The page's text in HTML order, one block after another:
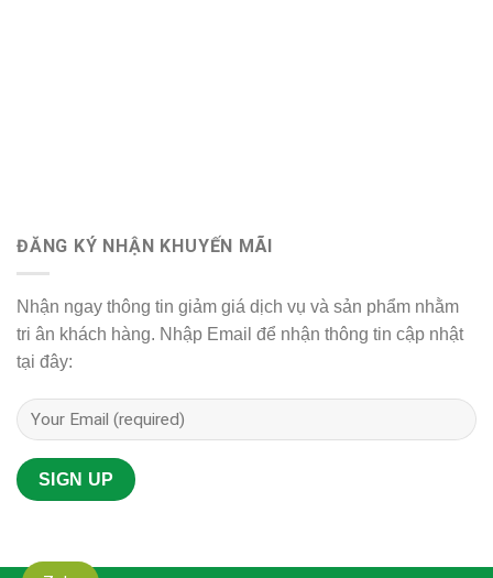
ĐĂNG KÝ NHẬN KHUYẾN MÃI
Nhận ngay thông tin giảm giá dịch vụ và sản phẩm nhằm
tri ân khách hàng. Nhập Email để nhận thông tin cập nhật
tại đây: